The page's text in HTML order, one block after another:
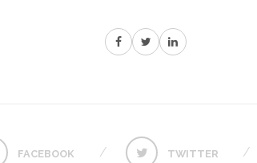
FACEBOOK TWITTER